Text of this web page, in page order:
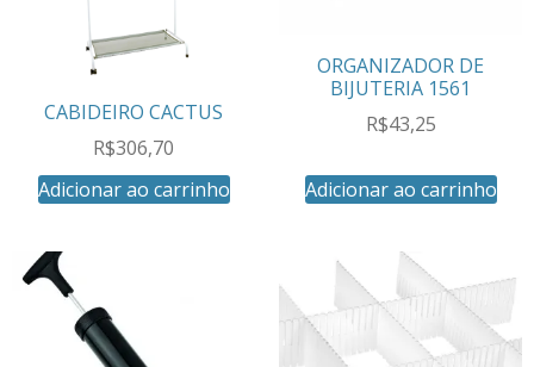
CABIDEIRO CACTUS
R$306,70
Adicionar ao carrinho
ORGANIZADOR DE
BIJUTERIA 1561
R$43,25
Adicionar ao carrinho